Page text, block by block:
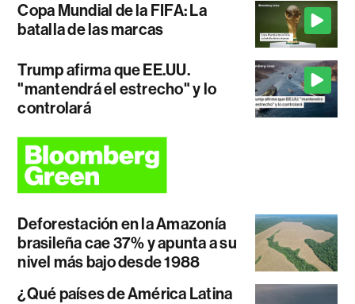
Copa Mundial de la FIFA: La
batalla de las marcas
Trump afirma que EE.UU.
"mantendrá el estrecho" y lo
controlará
Deforestación en la Amazonía
brasileña cae 37% y apunta a su
nivel más bajo desde 1988
¿Qué países de América Latina